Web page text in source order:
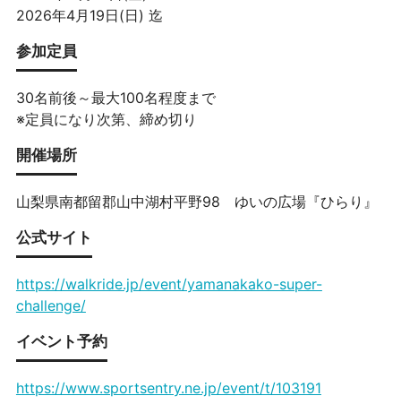
2026年4月19日(日) 迄
参加定員
30名前後～最大100名程度まで
※定員になり次第、締め切り
開催場所
山梨県南都留郡山中湖村平野98 ゆいの広場『ひらり』
公式サイト
https://walkride.jp/event/yamanakako-super-
challenge/
イベント予約
https://www.sportsentry.ne.jp/event/t/103191